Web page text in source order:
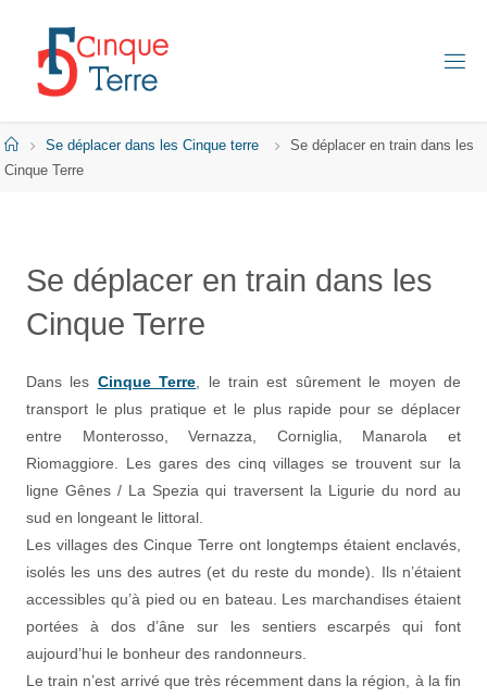
content
E
L I
E
HomeSe déplacer dans les Cinque terre
Se déplacer en train dans les
Cinque Terre
Se déplacer en train dans les
Cinque Terre
Dans les Cinque Terre , le train est sûrement le moyen de
transport le plus pratique et le plus rapide pour se déplacer
entre Monterosso, Vernazza, Corniglia, Manarola et
Riomaggiore. Les gares des cinq villages se trouvent sur la
ligne Gênes / La Spezia qui traversent la Ligurie du nord au
sud en longeant le littoral.
Les villages des Cinque Terre ont longtemps étaient enclavés,
isolés les uns des autres (et du reste du monde). Ils n’étaient
accessibles qu’à pied ou en bateau. Les marchandises étaient
portées à dos d’âne sur les sentiers escarpés qui font
aujourd’hui le bonheur des randonneurs.
Le train n’est arrivé que très récemment dans la région, à la fin